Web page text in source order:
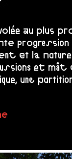
au plus
progression
et la nature
et mât
une